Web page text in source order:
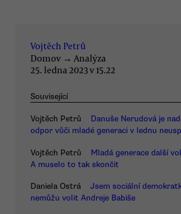
Vojtěch Petrů
Domov → Analýza
25. ledna 2023 v 15.22
Související
Vojtěch Petrů
Danuše Nerudová je
odpor vůči mladé generaci v lednu
Vojtěch Petrů
Mladá generace další
A muselo to tak skončit
Daniela Ostrá
Jsem sociální
nemůžu volit Andreje Babiše